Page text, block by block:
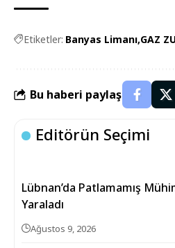
Etiketler: Banyas Limanı GAZ
Bu haberi paylaş
Editörün Seçimi
Lübnan’da Patlamamış
Yaraladı
Ağustos 9, 2026